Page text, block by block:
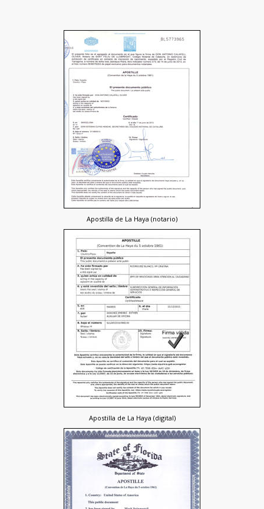
Apostilla de La Haya (notario)
Apostilla de La Haya (digital)